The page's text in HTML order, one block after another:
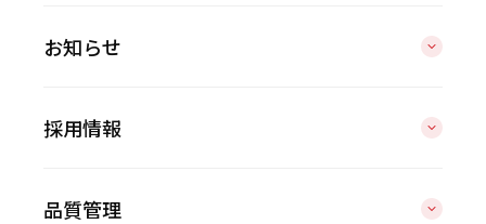
お知らせ
採用情報
品質管理